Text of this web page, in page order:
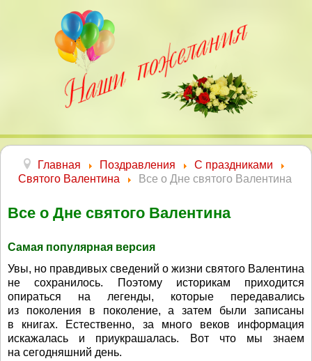
Главная Поздравления
С праздниками
Святого Валентина
Все о Дне святого Валентина
Все о Дне святого Валентина
Самая популярная версия
Увы, но правдивых сведений о жизни святого Валентина
не сохранилось. Поэтому историкам приходится
опираться на легенды, которые передавались
из поколения в поколение, а затем были записаны
в книгах. Естественно, за много веков информация
искажалась и приукрашалась. Вот что мы знаем
на сегодняшний день.